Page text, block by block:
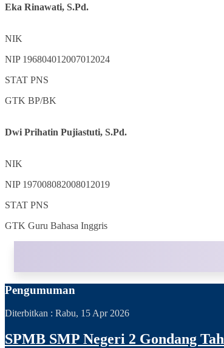
Eka Rinawati, S.Pd.
NIK
NIP 196804012007012024
STAT PNS
GTK BP/BK
Dwi Prihatin Pujiastuti, S.Pd.
NIK
NIP 197008082008012019
STAT PNS
GTK Guru Bahasa Inggris
Pengumuman
Diterbitkan : Rabu, 15 Apr 2026
SPMB SMP Negeri 2 Gondang